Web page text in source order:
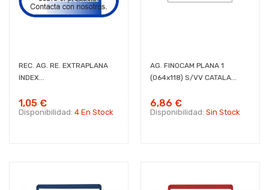
REC. AG. RE. EXTRAPLANA
INDEX...
1,05 €
Disponibilidad: 4 En Stock
AG. FINOCAM PLANA 1
(064x118) S/VV CATALA...
6,86 €
Disponibilidad: Sin Stock